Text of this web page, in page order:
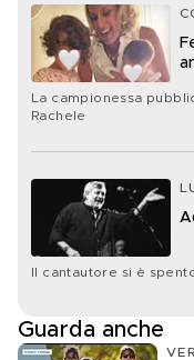
La campionessa
Rachele
Il cantautore si è
Guarda anche